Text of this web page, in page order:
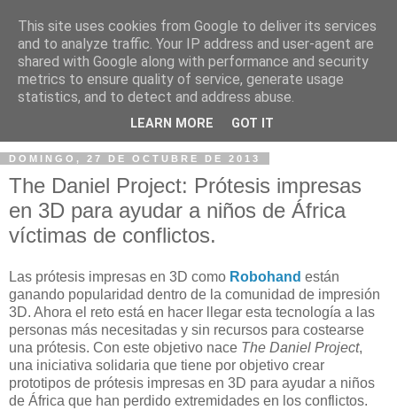
DOMINGO, 27 DE OCTUBRE DE 2013
The Daniel Project: Prótesis impresas
en 3D para ayudar a niños de África
víctimas de conflictos.
Las prótesis impresas en 3D como Robohand están
ganando popularidad dentro de la comunidad de impresión
3D. Ahora el reto está en hacer llegar esta tecnología a las
personas más necesitadas y sin recursos para costearse
una prótesis. Con este objetivo nace The Daniel Project,
una iniciativa solidaria que tiene por objetivo crear
prototipos de prótesis impresas en 3D para ayudar a niños
de África que han perdido extremidades en los conflictos.
This site uses cookies from Google to deliver its services
and to analyze traffic. Your IP address and user-agent are
shared with Google along with performance and security
metrics to ensure quality of service, generate usage
statistics, and to detect and address abuse.
LEARN MORE GOT IT